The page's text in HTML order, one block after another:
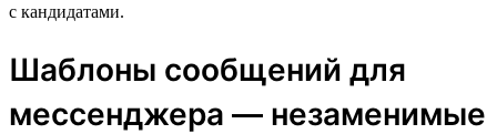
с кандидатами.
Шаблоны сообщений для
мессенджера — незаменимые